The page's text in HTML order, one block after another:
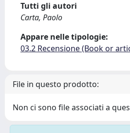
Tutti gli autori
Carta, Paolo
Appare nelle tipologie:
03.2 Recensione (Book or
File in questo prodotto:
Non ci sono file associati a